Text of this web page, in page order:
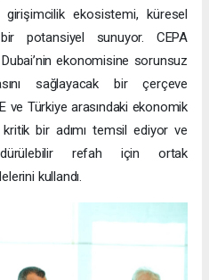
girişimcilik ekosistemi, küresel
potansiyel sunuyor. CEPA
Dubai’nin ekonomisine sorunsuz
sağlayacak bir çerçeve
ve Türkiye arasındaki ekonomik
bir adımı temsil ediyor ve
refah için ortak
kullandı.